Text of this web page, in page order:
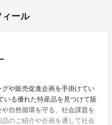
ール
や販売促進企画を手掛けてい
いる優れた特産品を見つけて販
自然循環を守る、社会課題を
のご紹介や企画を通して社会